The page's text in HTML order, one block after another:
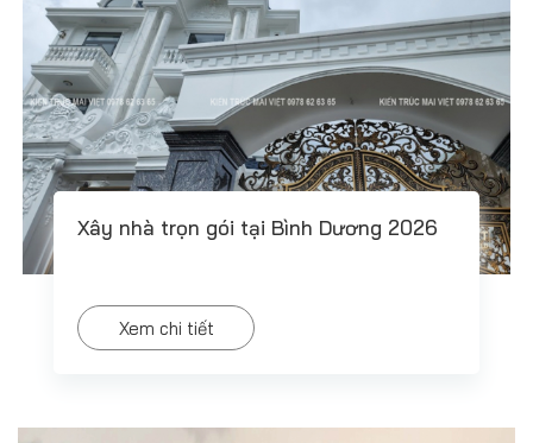
Xây nhà trọn gói tại Bình Dương 2026
Xem chi tiết